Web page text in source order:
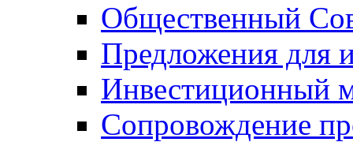
Общественный
Предложения для
Инвестиционный
Сопровождение